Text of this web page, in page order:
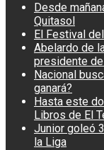
Desde
Quitasol
El Festival
Abelardo de
presidente
Nacional
ganará?
Hasta este
Libros de El
Junior goleó
la Liga